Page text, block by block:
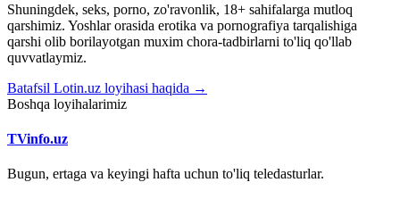
Shuningdek, seks, porno, zo'ravonlik, 18+ sahifalarga mutloq
qarshimiz. Yoshlar orasida erotika va pornografiya tarqalishiga
qarshi olib borilayotgan muxim chora-tadbirlarni to'liq qo'llab
quvvatlaymiz.
Batafsil Lotin.uz loyihasi haqida →
Boshqa loyihalarimiz
TVinfo.uz
Bugun, ertaga va keyingi hafta uchun to'liq teledasturlar.